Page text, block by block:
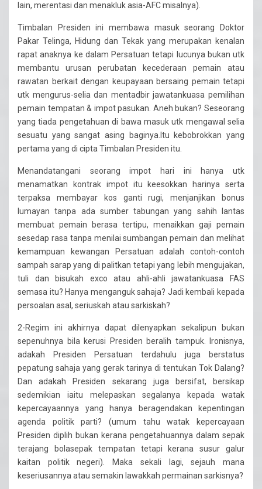
lain, merentasi dan menakluk asia-AFC misalnya).
Timbalan Presiden ini membawa masuk seorang Doktor
Pakar Telinga, Hidung dan Tekak yang merupakan kenalan
rapat anaknya ke dalam Persatuan tetapi lucunya bukan utk
membantu urusan perubatan kecederaan pemain atau
rawatan berkait dengan keupayaan bersaing pemain tetapi
utk mengurus-selia dan mentadbir jawatankuasa pemilihan
pemain tempatan & impot pasukan. Aneh bukan? Seseorang
yang tiada pengetahuan di bawa masuk utk mengawal selia
sesuatu yang sangat asing baginya.Itu kebobrokkan yang
pertama yang di cipta Timbalan Presiden itu.
Menandatangani seorang impot hari ini hanya utk
menamatkan kontrak impot itu keesokkan harinya serta
terpaksa membayar kos ganti rugi, menjanjikan bonus
lumayan tanpa ada sumber tabungan yang sahih lantas
membuat pemain berasa tertipu, menaikkan gaji pemain
sesedap rasa tanpa menilai sumbangan pemain dan melihat
kemampuan kewangan Persatuan adalah contoh-contoh
sampah sarap yang di palitkan tetapi yang lebih mengujakan,
tuli dan bisukah exco atau ahli-ahli jawatankuasa FAS
semasa itu? Hanya menganguk sahaja? Jadi kembali kepada
persoalan asal, seriuskah atau sarkiskah?
2-Regim ini akhirnya dapat dilenyapkan sekalipun bukan
sepenuhnya bila kerusi Presiden beralih tampuk. Ironisnya,
adakah Presiden Persatuan terdahulu juga berstatus
pepatung sahaja yang gerak tarinya di tentukan Tok Dalang?
Dan adakah Presiden sekarang juga bersifat, bersikap
sedemikian iaitu melepaskan segalanya kepada watak
kepercayaannya yang hanya beragendakan kepentingan
agenda politik parti? (umum tahu watak kepercayaan
Presiden diplih bukan kerana pengetahuannya dalam sepak
terajang bolasepak tempatan tetapi kerana susur galur
kaitan politik negeri). Maka sekali lagi, sejauh mana
keseriusannya atau semakin lawakkah permainan sarkisnya?